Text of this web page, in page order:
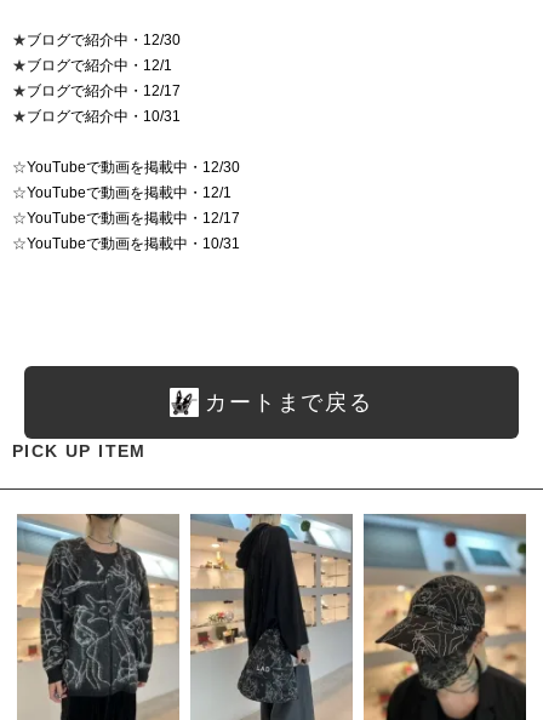
★ブログで紹介中・12/30
★ブログで紹介中・12/1
★ブログで紹介中・12/17
★ブログで紹介中・10/31
☆YouTubeで動画を掲載中・12/30
☆YouTubeで動画を掲載中・12/1
☆YouTubeで動画を掲載中・12/17
☆YouTubeで動画を掲載中・10/31
カートまで戻る
PICK UP ITEM